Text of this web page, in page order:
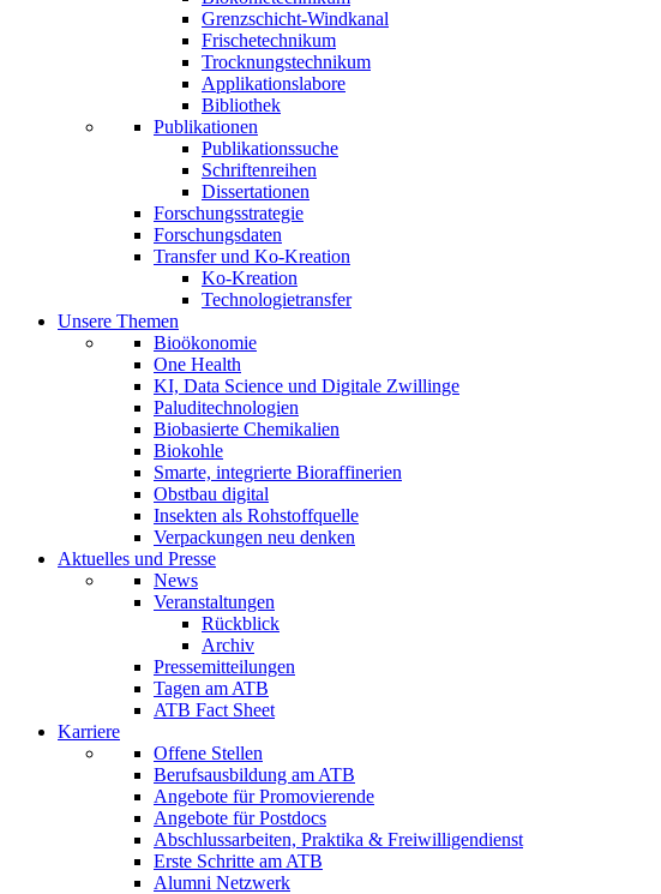
Grenzschicht-Windkanal
Frischetechnikum
Trocknungstechnikum
Applikationslabore
Bibliothek
Publikationen
Publikationssuche
Schriftenreihen
Dissertationen
Forschungsstrategie
Forschungsdaten
Transfer und Ko-Kreation
Ko-Kreation
Technologietransfer
Unsere Themen
Bioökonomie
One Health
KI, Data Science und Digitale Zwillinge
Paluditechnologien
Biobasierte Chemikalien
Biokohle
Smarte, integrierte Bioraffinerien
Obstbau digital
Insekten als Rohstoffquelle
Verpackungen neu denken
Aktuelles und Presse
News
Veranstaltungen
Rückblick
Archiv
Pressemitteilungen
Tagen am ATB
ATB Fact Sheet
Karriere
Offene Stellen
Berufsausbildung am ATB
Angebote für Promovierende
Angebote für Postdocs
Abschlussarbeiten, Praktika & Freiwilligendienst
Erste Schritte am ATB
Alumni Netzwerk